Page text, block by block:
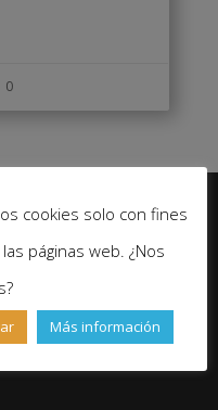
0
de Un Gran Viaje
cookies solo con fines
páginas web. ¿Nos
Más información